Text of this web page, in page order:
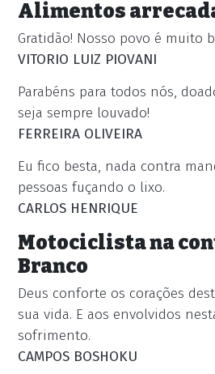
Alimentos
Gratidão! Nosso povo é muito
VITORIO LUIZ PIOVANI
Parabéns para todos nós,
seja sempre louvado!
FERREIRA OLIVEIRA
Eu fico besta, nada contra
pessoas fuçando o lixo.
CARLOS HENRIQUE
Motociclista na
Branco
Deus conforte os corações
sua vida. E aos envolvidos
sofrimento.
CAMPOS BOSHOKU